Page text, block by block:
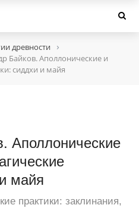
древности ›
Байков. Аполлонические и
сиддхи и майя
Аполлонические
майя
практики: заклинания,